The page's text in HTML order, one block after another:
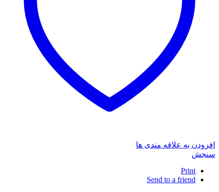
افزودن به علاقه مندی ها
سنجش
Print
Send to a friend